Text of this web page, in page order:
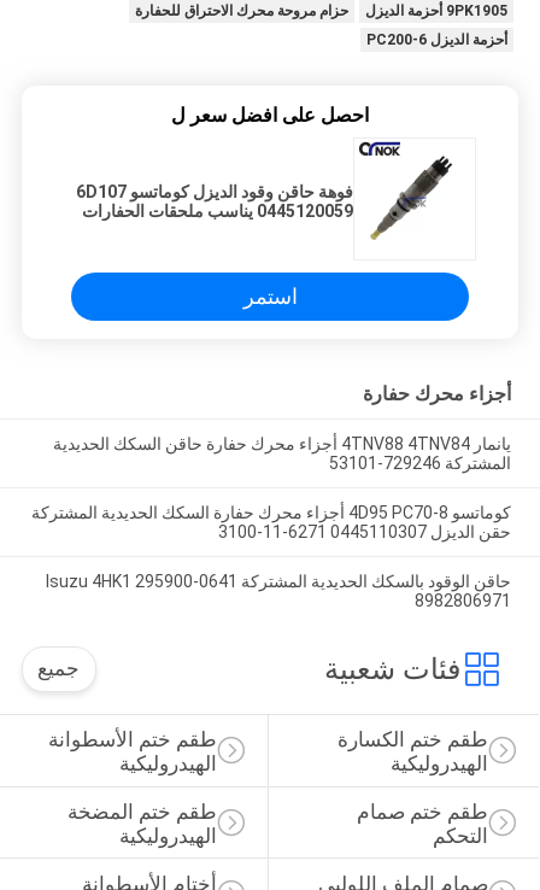
9PK1905 أحزمة الديزل
حزام مروحة محرك الاحتراق للحفارة
أحزمة الديزل PC200-6
احصل على افضل سعر ل
فوهة حاقن وقود الديزل كوماتسو 6D107
0445120059 يناسب ملحقات الحفارات
استمر
أجزاء محرك حفارة
يانمار 4TNV88 4TNV84 أجزاء محرك حفارة حاقن السكك الحديدية
المشتركة 729246-53101
كوماتسو 4D95 PC70-8 أجزاء محرك حفارة السكك الحديدية المشتركة
حقن الديزل 0445110307 6271-11-3100
حاقن الوقود بالسكك الحديدية المشتركة Isuzu 4HK1 295900-0641
8982806971
فئات شعبية جميع
طقم ختم الأسطوانة
الهيدروليكية
طقم ختم الكسارة
الهيدروليكية
طقم ختم المضخة
الهيدروليكية
طقم ختم صمام
التحكم
أختام الأسطوانة
صمام الملف اللولبي